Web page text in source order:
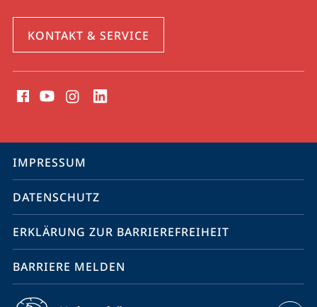
KONTAKT & SERVICE
Media
Service-
Navigation
IMPRESSUM
DATENSCHUTZ
ERKLÄRUNG ZUR BARRIEREFREIHEIT
BARRIERE MELDEN